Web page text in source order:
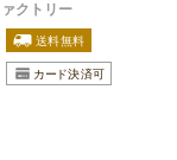
ァクトリー